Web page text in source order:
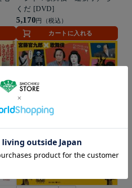
くだ [DVD]
5,170円（税込）
カートに入れる